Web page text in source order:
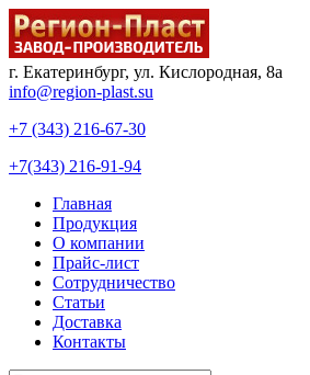
г. Екатеринбург, ул. Кислородная, 8а
info@region-plast.su
+7 (343) 216-67-30
+7(343) 216-91-94
Главная
Продукция
О компании
Прайс-лист
Сотрудничество
Статьи
Доставка
Контакты